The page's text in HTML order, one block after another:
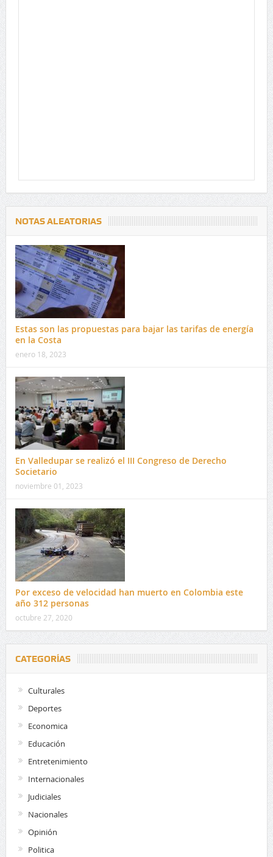
NOTAS ALEATORIAS
Estas son las propuestas para bajar las tarifas de energía
en la Costa
enero 18, 2023
En Valledupar se realizó el III Congreso de Derecho
Societario
noviembre 01, 2023
Por exceso de velocidad han muerto en Colombia este
año 312 personas
octubre 27, 2020
CATEGORÍAS
Culturales
Deportes
Economica
Educación
Entretenimiento
Internacionales
Judiciales
Nacionales
Opinión
Politica